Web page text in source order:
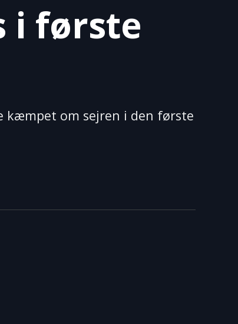
i første
kæmpet om sejren i den første